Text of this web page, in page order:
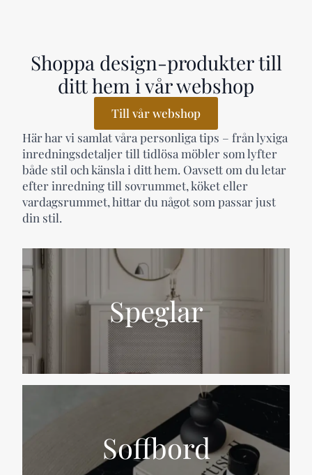
Speglar
Soffbord
Shoppa design-produkter till
ditt hem i vår webshop
Till vår webshop
Här har vi samlat våra personliga tips – från lyxiga
inredningsdetaljer till tidlösa möbler som lyfter
både stil och känsla i ditt hem. Oavsett om du letar
efter inredning till sovrummet, köket eller
vardagsrummet, hittar du något som passar just
din stil.